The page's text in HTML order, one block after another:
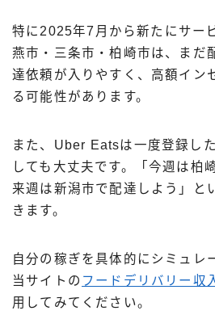
特に2025年7月から新たにサー
燕市・三条市・柏崎市は、まだ
達依頼が入りやすく、高額イン
る可能性があります。
また、Uber Eatsは一度登録し
しても大丈夫です。「今週は柏
来週は新潟市で配達しよう」と
きます。
自分の稼ぎを具体的にシミュレ
当サイトの フードデリバリー収
用してみてください。